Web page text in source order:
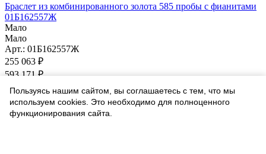
Браслет из комбинированного золота 585 пробы с фианитами
01Б162557Ж
Мало
Мало
Арт.: 01Б162557Ж
255 063 ₽
593 171₽
57
Экономия
338 108
Варианты цен
Пользуясь нашим сайтом, вы соглашаетесь с тем, что мы
используем cookies. Это необходимо для полноценного
функционирования сайта.